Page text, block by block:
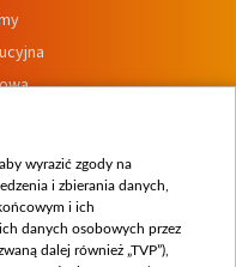
wyrazić zgody na
i zbierania danych,
i ich
danych osobowych przez
dalej również „TVP”),